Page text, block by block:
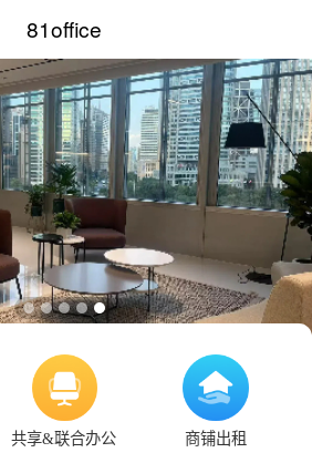
81office
共享&联合办公 商铺出租